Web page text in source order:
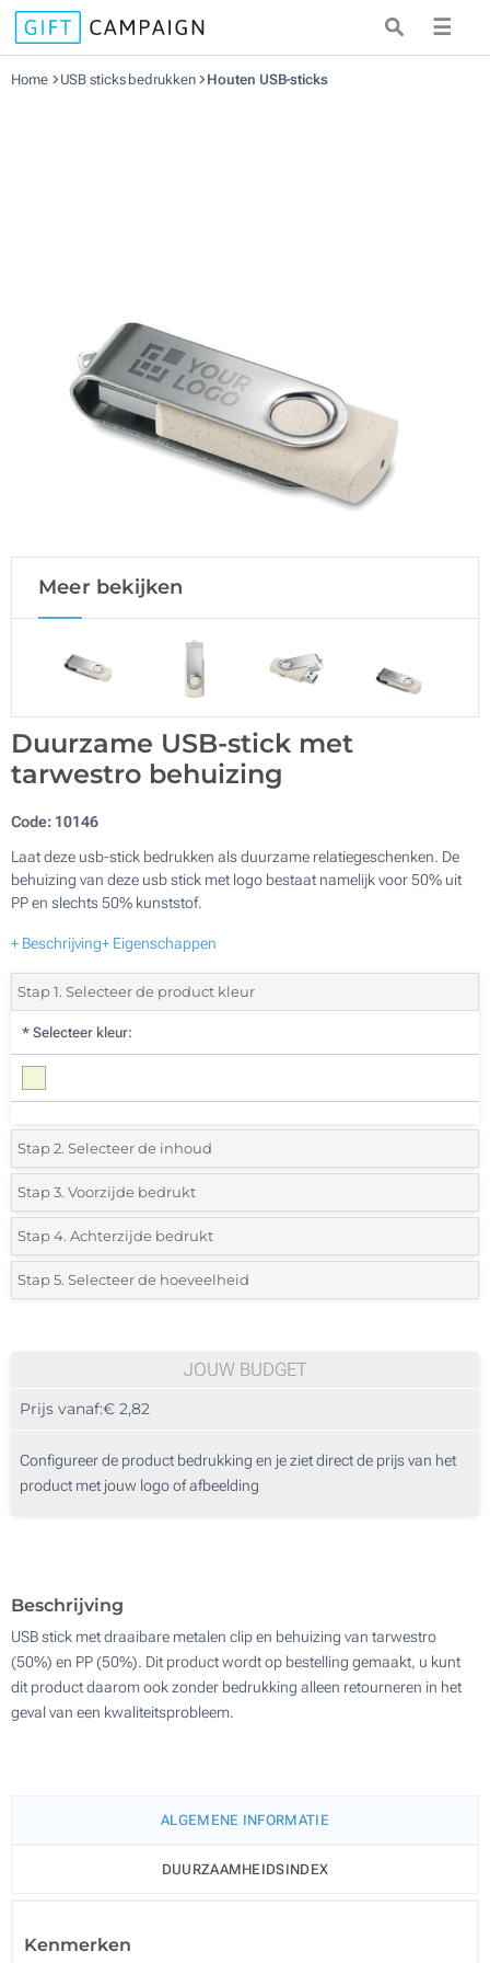
☰
Home USB sticks bedrukken Houten USB-sticks
Meer bekijken
Duurzame USB-stick met
tarwestro behuizing
Code: 10146
Laat deze usb-stick bedrukken als duurzame relatiegeschenken. De
behuizing van deze usb stick met logo bestaat namelijk voor 50% uit
PP en slechts 50% kunststof.
+ Beschrijving+ Eigenschappen
Stap 1. Selecteer de product kleur
* Selecteer kleur:
Stap 2. Selecteer de inhoud
1 GB
2 GB
4 GB
32 GB
Stap 3. Voorzijde bedrukt
*Selecteer de bedrukkingstechniek en het aantal kleuren voor jouw
logo:
Zeefdruk in 1 Kleur
Zeefdruk 3 Kleuren
Zeefdruk 4 Kleuren
Zonder opdruk
Stap 4. Achterzijde bedrukt
*Selecteer de bedrukkingstechniek en het aantal kleuren voor jouw
logo:
Zeefdruk 4 Kleuren
Digitale Bedrukking (In kleur)
Zonder opdruk
Stap 5. Selecteer de hoeveelheid
200
1000
JOUW BUDGET
Prijs vanaf:€ 2,82
Configureer de product bedrukking en je ziet direct de prijs van het
product met jouw logo of afbeelding
Beschrijving
USB stick met draaibare metalen clip en behuizing van tarwestro
(50%) en PP (50%). Dit product wordt op bestelling gemaakt, u kunt
dit product daarom ook zonder bedrukking alleen retourneren in het
geval van een kwaliteitsprobleem.
ALGEMENE INFORMATIE
DUURZAAMHEIDSINDEX
Kenmerken